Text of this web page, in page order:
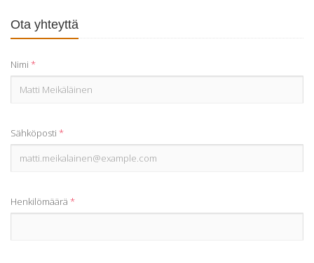
Ota yhteyttä
Nimi *
Sähköposti *
Henkilömäärä *